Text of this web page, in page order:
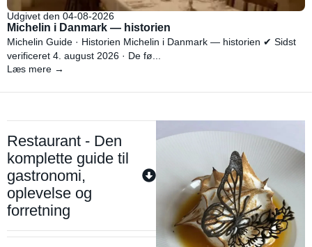
Udgivet den 04-08-2026
Michelin i Danmark — historien
Michelin Guide · Historien Michelin i Danmark — historien ✔ Sidst
verificeret 4. august 2026 · De fø...
Læs mere →
Restaurant - Den
komplette guide til
gastronomi,
oplevelse og
forretning